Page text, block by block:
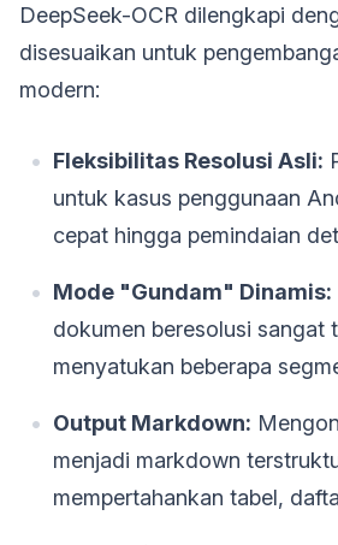
DeepSeek-OCR dilengkapi
disesuaikan untuk
modern:
Fleksibilitas Resolusi Asli:
untuk kasus penggunaan
cepat hingga pemindaian
Mode "Gundam" Dinamis:
dokumen beresolusi sangat
menyatukan beberapa
Output Markdown:
menjadi markdown
mempertahankan tabel,